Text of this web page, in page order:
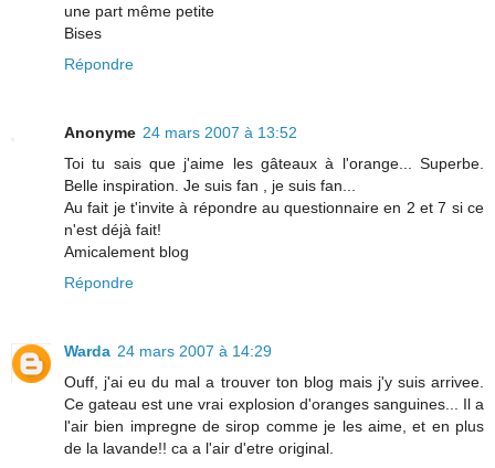
une part même petite
Bises
Répondre
Anonyme 24 mars 2007 à 13:52
Toi tu sais que j'aime les gâteaux à l'orange... Superbe.
Belle inspiration. Je suis fan , je suis fan...
Au fait je t'invite à répondre au questionnaire en 2 et 7 si ce
n'est déjà fait!
Amicalement blog
Répondre
Warda 24 mars 2007 à 14:29
Ouff, j'ai eu du mal a trouver ton blog mais j'y suis arrivee.
Ce gateau est une vrai explosion d'oranges sanguines... Il a
l'air bien impregne de sirop comme je les aime, et en plus
de la lavande!! ca a l'air d'etre original.